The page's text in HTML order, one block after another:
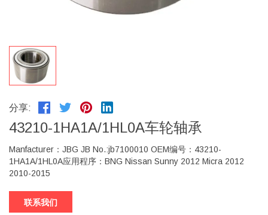
分享:
43210-1HA1A/1HL0A车轮轴承
Manfacturer：JBG JB No.:jb7100010 OEM编号：43210-
1HA1A/1HL0A应用程序：BNG Nissan Sunny 2012 Micra 2012
2010-2015
联系我们